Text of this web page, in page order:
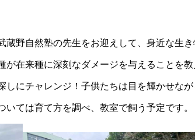
野自然塾の先生をお迎えして、身近な生き
在来種に深刻なダメージを与えることを
しにチャレンジ！子供たちは目を輝かせな
ては育て方を調べ、教室で飼う予定です。